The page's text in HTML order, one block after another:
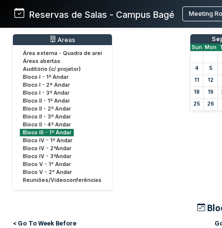
Reservas de Salas - Campus Bagé Meeting
Areas
Área externa - Quadra de arei
Áreas abertas
Auditório (c/ projetor)
Bloco I - 1º Andar
Bloco I - 2ª Andar
Bloco I - 3º Andar
Bloco II - 1º Andar
Bloco II - 2º Andar
Bloco II - 3º Andar
Bloco II - 4º Andar
Bloco III - 1º Andar
Bloco IV - 1º Andar
Bloco IV - 2ºAndar
Bloco IV - 3ºAndar
Bloco V - 1° Andar
Bloco V - 2° Andar
Reuniões/Videoconferências
Sun Mon
4
5
11
12
18
19
25
26
< Go To Week Before